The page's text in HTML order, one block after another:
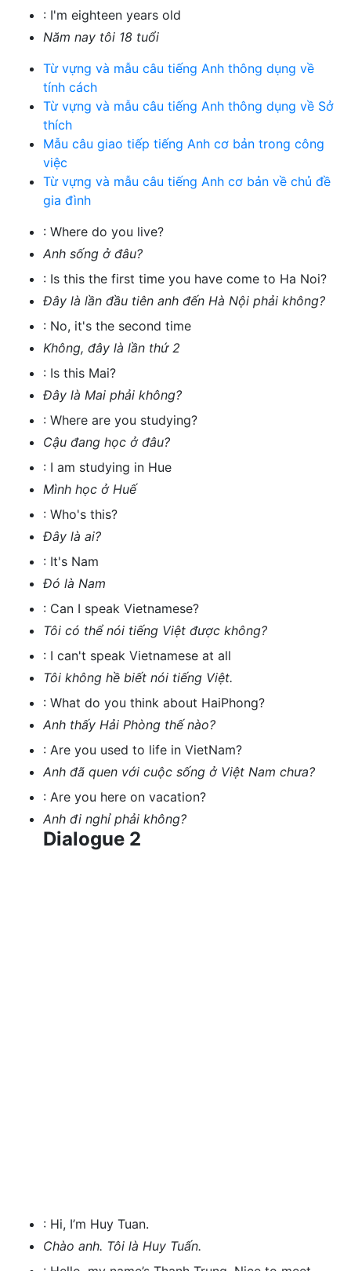
: I'm eighteen years old
Năm nay tôi 18 tuổi
Từ vựng và mẫu câu tiếng Anh thông dụng về
tính cách
Từ vựng và mẫu câu tiếng Anh thông dụng về Sở
thích
Mẫu câu giao tiếp tiếng Anh cơ bản trong công
việc
Từ vựng và mẫu câu tiếng Anh cơ bản về chủ đề
gia đình
: Where do you live?
Anh sống ở đâu?
: Is this the first time you have come to Ha Noi?
Đây là lần đầu tiên anh đến Hà Nội phải không?
: No, it's the second time
Không, đây là lần thứ 2
: Is this Mai?
Đây là Mai phải không?
: Where are you studying?
Cậu đang học ở đâu?
: I am studying in Hue
Mình học ở Huế
: Who's this?
Đây là ai?
: It's Nam
Đó là Nam
: Can I speak Vietnamese?
Tôi có thể nói tiếng Việt được không?
: I can't speak Vietnamese at all
Tôi không hề biết nói tiếng Việt.
: What do you think about HaiPhong?
Anh thấy Hải Phòng thế nào?
: Are you used to life in VietNam?
Anh đã quen với cuộc sống ở Việt Nam chưa?
: Are you here on vacation?
Anh đi nghỉ phải không?
Dialogue 2
: Hi, I’m Huy Tuan.
Chào anh. Tôi là Huy Tuấn.